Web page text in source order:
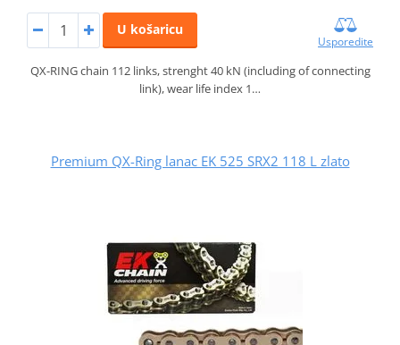
U košaricu
Usporedite
QX-RING chain 112 links, strenght 40 kN (including of connecting
link), wear life index 1…
Premium QX-Ring lanac EK 525 SRX2 118 L zlato